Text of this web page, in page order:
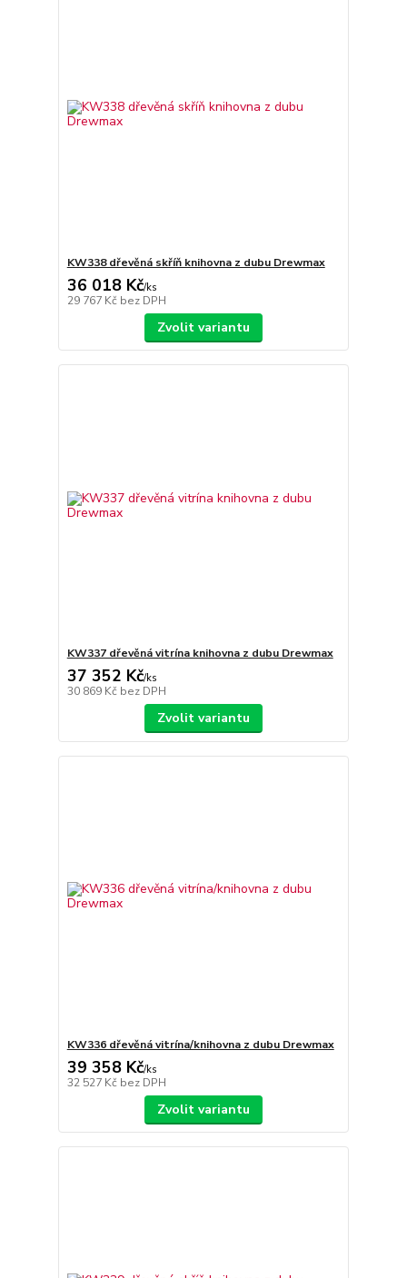
KW338 dřevěná skříň knihovna z dubu Drewmax
36 018 Kč/ks
29 767 Kč bez DPH
Zvolit variantu
KW337 dřevěná vitrína knihovna z dubu Drewmax
37 352 Kč/ks
30 869 Kč bez DPH
Zvolit variantu
KW336 dřevěná vitrína/knihovna z dubu Drewmax
39 358 Kč/ks
32 527 Kč bez DPH
Zvolit variantu